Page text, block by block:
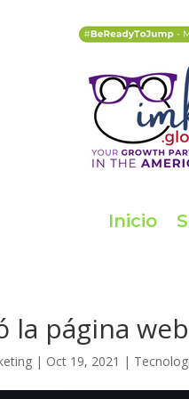
Inicio
la página web
| Oct 19, 2021 |